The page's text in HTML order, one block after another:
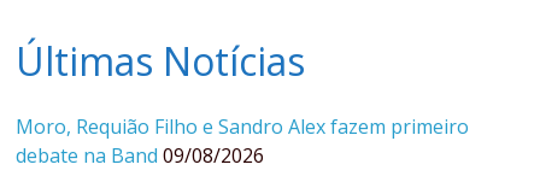
Últimas Notícias
Moro, Requião Filho e Sandro Alex fazem primeiro
debate na Band 09/08/2026